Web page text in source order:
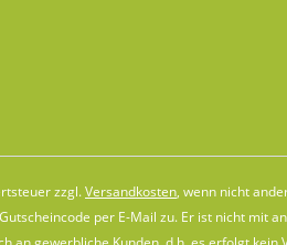
zzgl.Versandkosten, wenn nicht
per E-Mail zu. Er ist nicht mit